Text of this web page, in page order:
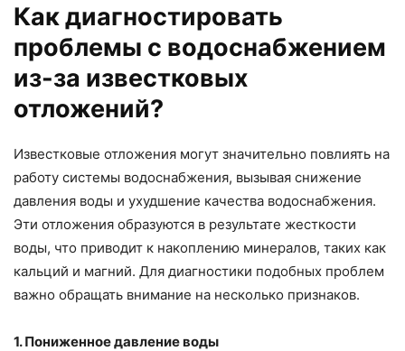
Как диагностировать
проблемы с водоснабжением
из-за известковых
отложений?
Известковые отложения могут значительно повлиять на
работу системы водоснабжения, вызывая снижение
давления воды и ухудшение качества водоснабжения.
Эти отложения образуются в результате жесткости
воды, что приводит к накоплению минералов, таких как
кальций и магний. Для диагностики подобных проблем
важно обращать внимание на несколько признаков.
1. Пониженное давление воды